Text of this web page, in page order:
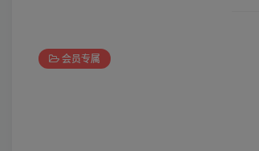
会员专属